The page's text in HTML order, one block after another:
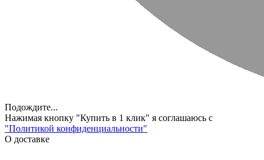
Подождите...
Нажимая кнопку "Купить в 1 клик" я соглашаюсь с
"Политикой конфиденциальности"
О доставке